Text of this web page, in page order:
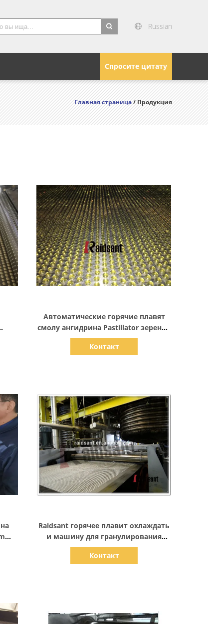
Russian
Спросите цитату
Главная страница/ Продукция
Автоматические горячие плавят
смолу ангидрина Pastillator зерения
слипчивую малеиновую
Контакт
Raidsant горячее плавит охлаждать
и машину для гранулирования
стальной полосы гранулятора клея
Контакт